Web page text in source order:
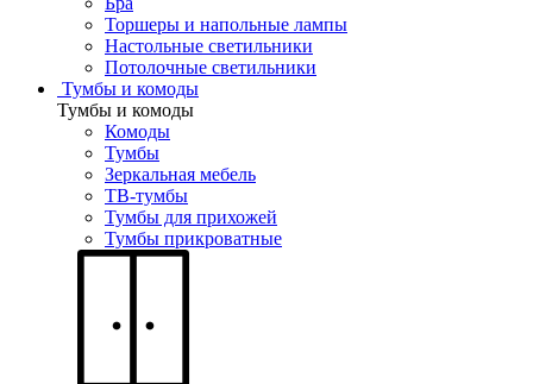
Торшеры и напольные лампы
Настольные светильники
Потолочные светильники
Тумбы и комоды
Тумбы и комоды
Комоды
Тумбы
Зеркальная мебель
ТВ-тумбы
Тумбы для прихожей
Тумбы прикроватные